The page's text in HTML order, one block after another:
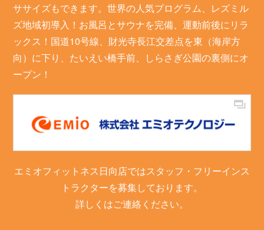
ササイズもできます。世界の人気プログラム、レズミル
ズ地域初導入！お風呂とサウナを完備、運動前後にリラ
ックス！国道10号線、財光寺長江交差点を東（海岸方
向）に下り、たいえい橋手前、しらさぎ公園の裏側にオ
ープン！
エミオフィットネス日向店ではスタッフ・フリーインス
トラクターを募集しております。
詳しくはご連絡ください。